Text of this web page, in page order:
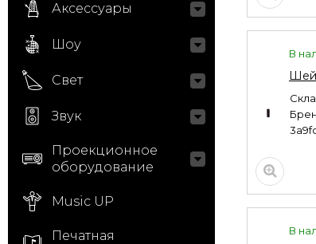
В
В
Аксессуары
Шоу
Свет
Звук
Проекционное
оборудование
Music UP
Печатная